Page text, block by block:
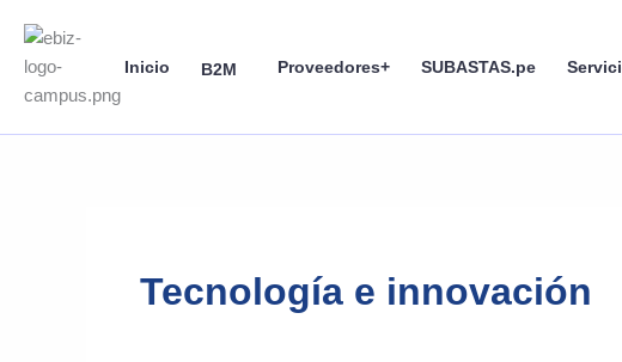
content
Inicio B2M Proveedores+ SUBASTAS.pe
Tecnología e innovación